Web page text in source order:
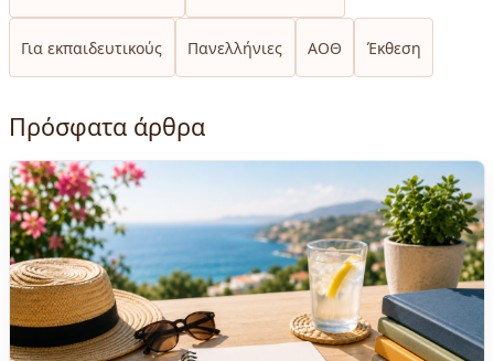
Για εκπαιδευτικούς Πανελλήνιες ΑΟΘ Έκθεση
Πρόσφατα άρθρα